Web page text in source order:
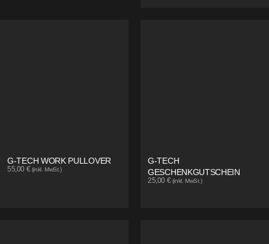
G-TECH WORK PULLOVER
55,00 € (inkl. MwSt.)
G-TECH
GESCHENKGUTSCHEIN
25,00 € (inkl. MwSt.)